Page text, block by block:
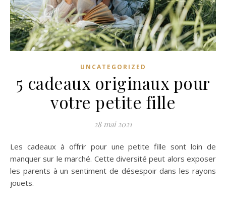
UNCATEGORIZED
5 cadeaux originaux pour
votre petite fille
28 mai 2021
Les cadeaux à offrir pour une petite fille sont loin de
manquer sur le marché. Cette diversité peut alors exposer
les parents à un sentiment de désespoir dans les rayons
jouets.